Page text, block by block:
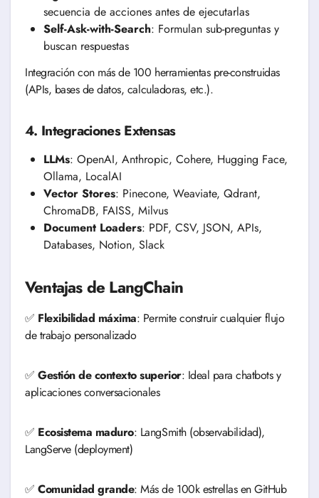
secuencia de acciones antes de ejecutarlas
Self-Ask-with-Search: Formulan sub-preguntas y
buscan respuestas
Integración con más de 100 herramientas pre-construidas
(APIs, bases de datos, calculadoras, etc.).
4. Integraciones Extensas
LLMs: OpenAI, Anthropic, Cohere, Hugging Face,
Ollama, LocalAI
Vector Stores: Pinecone, Weaviate, Qdrant,
ChromaDB, FAISS, Milvus
Document Loaders: PDF, CSV, JSON, APIs,
Databases, Notion, Slack
Ventajas de LangChain
✅ Flexibilidad máxima: Permite construir cualquier flujo
de trabajo personalizado
✅Gestión de contexto superior: Ideal para chatbots y
aplicaciones conversacionales
✅ Ecosistema maduro: LangSmith (observabilidad),
LangServe (deployment)
✅Comunidad grande: Más de 100k estrellas en GitHub